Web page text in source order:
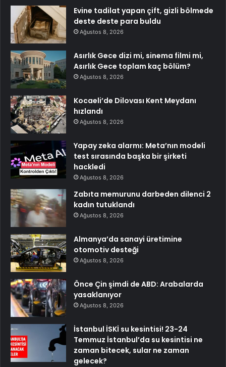
Evine tadilat yapan çift, gizli bölmede
deste deste para buldu
Ağustos 8, 2026
Asırlık Gece dizi mi, sinema filmi mi,
Asırlık Gece toplam kaç bölüm?
Ağustos 8, 2026
Kocaeli’de Dilovası Kent Meydanı
hızlandı
Ağustos 8, 2026
Yapay zeka alarmı: Meta’nın modeli
test sırasında başka bir şirketi
hackledi
Ağustos 8, 2026
Zabıta memurunu darbeden dilenci 2
kadın tutuklandı
Ağustos 8, 2026
Almanya’da sanayi üretimine
otomotiv desteği
Ağustos 8, 2026
Önce Çin şimdi de ABD: Arabalarda
yasaklanıyor
Ağustos 8, 2026
İstanbul İSKİ su kesintisi! 23-24
Temmuz İstanbul’da su kesintisi ne
zaman bitecek, sular ne zaman
gelecek?